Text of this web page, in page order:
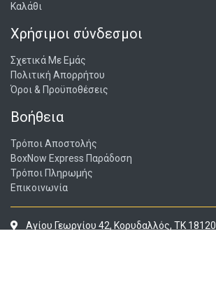
Καλάθι
Χρήσιμοι σύνδεσμοι
Σχετικά Με Εμάς
Πολιτική Απορρήτου
Όροι & Προϋποθέσεις
Βοήθεια
Τρόποι Αποστολής
BoxNow Express Παράδοση
Τρόποι Πληρωμής
Επικοινωνία
Αγίου Γεωργίου 42, Κορυδαλλός, ΤΚ 18120